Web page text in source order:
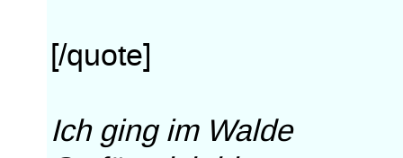
[/quote]
Ich ging im Walde